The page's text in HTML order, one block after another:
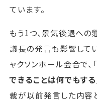
ています。
もう1つ、景気後退への
議長の発言も影響して
ャクソンホール会合で、「
できることは何でもする
裁が以前発言した内容